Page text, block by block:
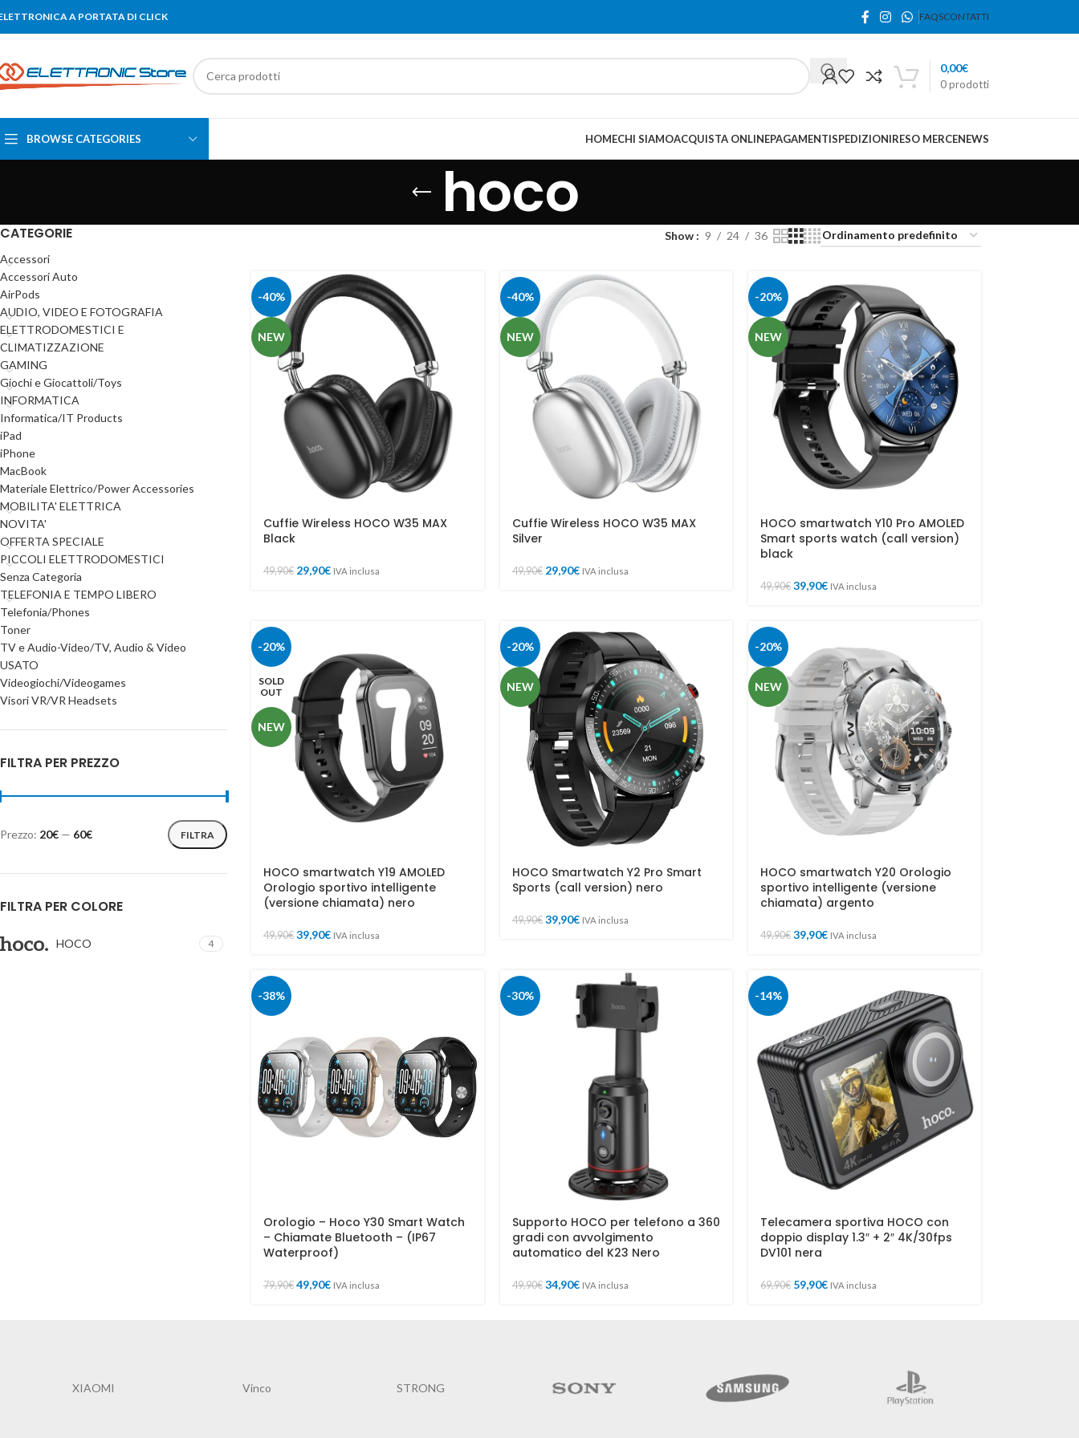
A PORTATA DI CLICK FAQSCONTATTI
0prodotti
0,00€
BROWSE CATEGORIES HOMECHI SIAMOACQUISTA ONLINEPAGAMENTISPEDIZIONIRESO MERCENEWS
hoco
CATEGORIE
Accessori
Accessori Auto
AirPods
AUDIO, VIDEO E FOTOGRAFIA
ELETTRODOMESTICI E
CLIMATIZZAZIONE
GAMING
Giochi e Giocattoli/Toys
INFORMATICA
Informatica/IT Products
iPad
iPhone
MacBook
Materiale Elettrico/Power Accessories
MOBILITA' ELETTRICA
NOVITA'
OFFERTA SPECIALE
PICCOLI ELETTRODOMESTICI
Senza Categoria
TELEFONIA E TEMPO LIBERO
Telefonia/Phones
Toner
TV e Audio-Video/TV, Audio & Video
USATO
Videogiochi/Videogames
Visori VR/VR Headsets
FILTRA PER PREZZO
FILTRA
Prezzo: 20€ — 60€
FILTRA PER COLORE
HOCO 4
Show 9 24 36
-40%
NEW
Cuffie Wireless HOCO W35 MAX
Black
49,90€ 29,90€ IVA inclusa
-40%
NEW
Cuffie Wireless HOCO W35 MAX
Silver
49,90€ 29,90€ IVA inclusa
-20%
NEW
HOCO smartwatch Y10 Pro AMOLED
Smart sports watch (call version)
black
49,90€ 39,90€ IVA inclusa
-20%
SOLD
OUT
NEW
HOCO smartwatch Y19 AMOLED
Orologio sportivo intelligente
(versione chiamata) nero
49,90€ 39,90€ IVA inclusa
-20%
NEW
HOCO Smartwatch Y2 Pro Smart
Sports (call version) nero
49,90€ 39,90€ IVA inclusa
-20%
NEW
HOCO smartwatch Y20 Orologio
sportivo intelligente (versione
chiamata) argento
49,90€ 39,90€ IVA inclusa
-38%
Orologio – Hoco Y30 Smart Watch
– Chiamate Bluetooth – (IP67
Waterproof)
79,90€ 49,90€ IVA inclusa
-30%
Supporto HOCO per telefono a 360
gradi con avvolgimento
automatico del K23 Nero
49,90€ 34,90€ IVA inclusa
-14%
Telecamera sportiva HOCO con
doppio display 1.3″ + 2″ 4K/30fps
DV101 nera
69,90€ 59,90€ IVA inclusa
XIAOMI Vinco STRONG